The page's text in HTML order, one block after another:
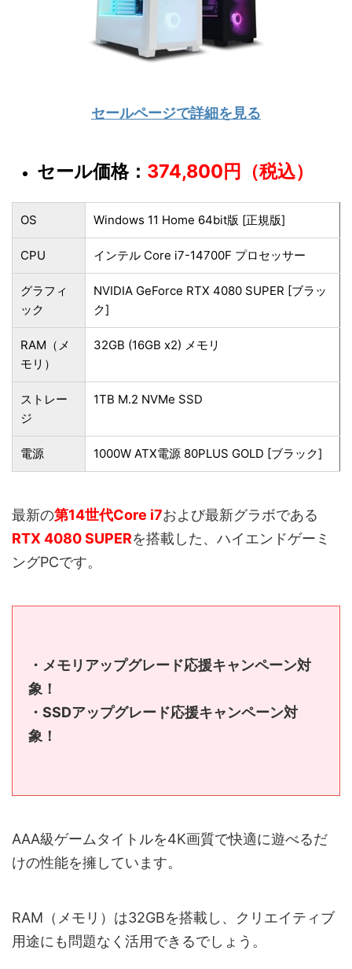
セールページで詳細を見る
セール価格： 374,800円（税込）
OS Windows 11 Home 64bit版 [正規版]
CPU インテル Core i7-14700F プロセッサー
グラフィ
ック
NVIDIA GeForce RTX 4080 SUPER [ブラッ
ク]
RAM（メ
モリ）
32GB (16GB x2) メモリ
ストレー
ジ
1TB M.2 NVMe SSD
電源 1000W ATX電源 80PLUS GOLD [ブラック]
最新の第14世代Core i7および最新グラボである
RTX 4080 SUPERを搭載した、ハイエンドゲーミ
ングPCです。
・メモリアップグレード応援キャンペーン対
象！
・SSDアップグレード応援キャンペーン対
象！
AAA級ゲームタイトルを4K画質で快適に遊べるだ
けの性能を擁しています。
RAM（メモリ）は32GBを搭載し、クリエイティブ
用途にも問題なく活用できるでしょう。